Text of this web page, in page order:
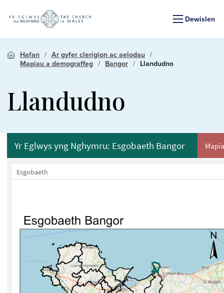
Dewislen
Hafan
Ar gyfer clerigion ac aelodau
Mapiau a demograffeg
Bangor Llandudno
Llandudno